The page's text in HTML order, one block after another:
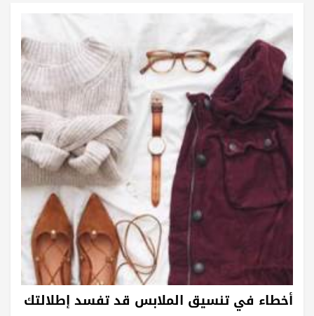
أخطاء في تنسيق الملابس قد تفسد إطلالتك